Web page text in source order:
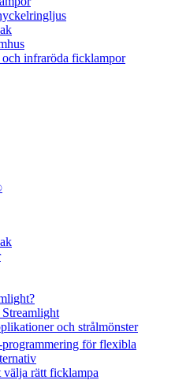
infraröda ficklampor
och strålmönster
programmering för flexibla
rätt ficklampa